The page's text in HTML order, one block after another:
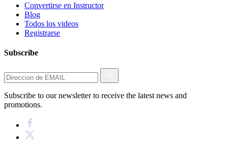
Convertirse en Instructor
Blog
Todos los videos
Registrarse
Subscribe
Subscribe to our newsletter to receive the latest news and
promotions.